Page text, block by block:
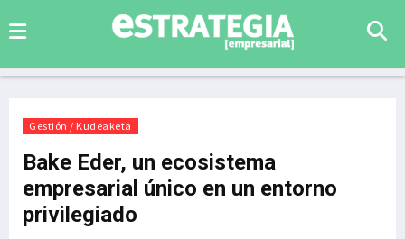
Gestión / Kudeaketa
Bake Eder, un ecosistema
empresarial único en un entorno
privilegiado